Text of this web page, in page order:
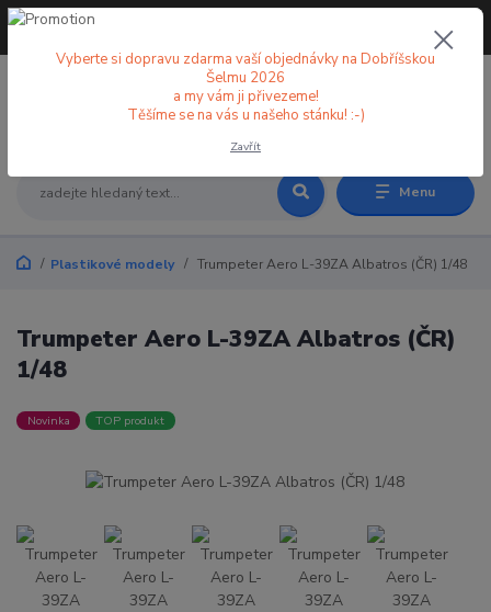
Menu
+420 773 998 582
Plastikové modely Trumpeter Aero L-39ZA Albatros (ČR) 1/48
Trumpeter Aero L-39ZA Albatros (ČR)
1/48
Novinka TOP produkt
Vyberte si dopravu zdarma vaší objednávky na Dobříšskou
Šelmu 2026
a my vám ji přivezeme!
Těšíme se na vás u našeho stánku! :-)
Zavřít